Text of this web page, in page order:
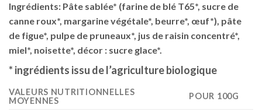
Ingrédients: Pâte sablée* (farine de blé T65*, sucre de
canne roux*, margarine végétale*, beurre*, œuf*), pâte
de figue*, pulpe de pruneaux*, jus de raisin concentré*,
miel*, noisette*, décor : sucre glace*.
* ingrédients issu de l’agriculture biologique
VALEURS NUTRITIONNELLES
MOYENNES
POUR 100G